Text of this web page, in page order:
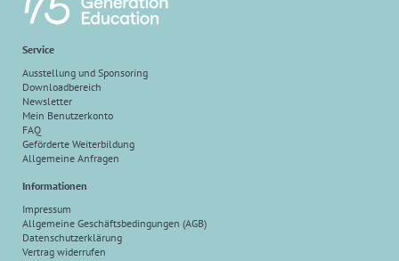
Service
Ausstellung und Sponsoring
Downloadbereich
Newsletter
Mein Benutzerkonto
FAQ
Geförderte Weiterbildung
Allgemeine Anfragen
Informationen
Impressum
Allgemeine Geschäftsbedingungen (AGB)
Datenschutzerklärung
Vertrag widerrufen